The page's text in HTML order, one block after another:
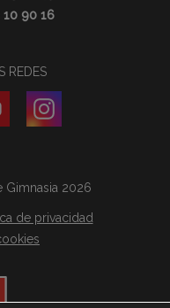
10 90 16
REDES
2026
de privacidad